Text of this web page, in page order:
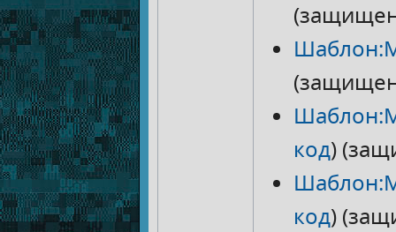
код)
код)